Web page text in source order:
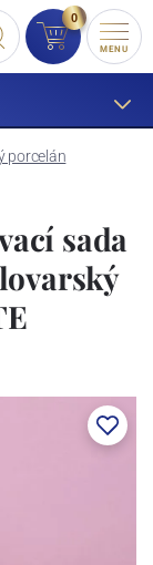
0
MENU
porcelán
sada